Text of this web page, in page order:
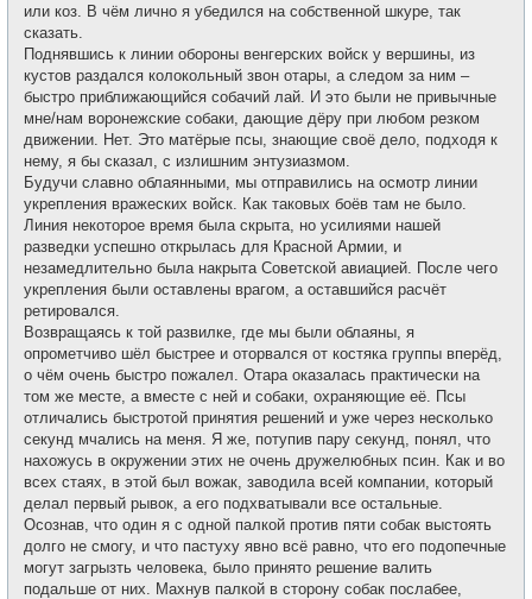
или коз. В чём лично я убедился на собственной шкуре, так
сказать.
Поднявшись к линии обороны венгерских войск у вершины, из
кустов раздался колокольный звон отары, а следом за ним –
быстро приближающийся собачий лай. И это были не привычные
мне/нам воронежские собаки, дающие дёру при любом резком
движении. Нет. Это матёрые псы, знающие своё дело, подходя к
нему, я бы сказал, с излишним энтузиазмом.
Будучи славно облаянными, мы отправились на осмотр линии
укрепления вражеских войск. Как таковых боёв там не было.
Линия некоторое время была скрыта, но усилиями нашей
разведки успешно открылась для Красной Армии, и
незамедлительно была накрыта Советской авиацией. После чего
укрепления были оставлены врагом, а оставшийся расчёт
ретировался.
Возвращаясь к той развилке, где мы были облаяны, я
опрометчиво шёл быстрее и оторвался от костяка группы вперёд,
о чём очень быстро пожалел. Отара оказалась практически на
том же месте, а вместе с ней и собаки, охраняющие её. Псы
отличались быстротой принятия решений и уже через несколько
секунд мчались на меня. Я же, потупив пару секунд, понял, что
нахожусь в окружении этих не очень дружелюбных псин. Как и во
всех стаях, в этой был вожак, заводила всей компании, который
делал первый рывок, а его подхватывали все остальные.
Осознав, что один я с одной палкой против пяти собак выстоять
долго не смогу, и что пастуху явно всё равно, что его подопечные
могут загрызть человека, было принято решение валить
подальше от них. Махнув палкой в сторону собак послабее,